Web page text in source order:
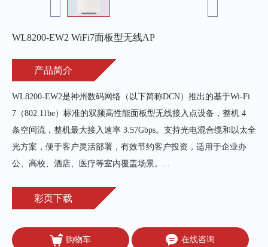
WL8200-EW2 WiFi7面板型无线AP
产品简介
WL8200-EW2是神州数码网络（以下简称DCN）推出的基于Wi-Fi
7（802.11be）标准的双频高性能面板型无线接入点设备，整机 4
条空间流，整机最大接入速率 3.57Gbps。支持光电混合缆和以太全
光方案，便于客户灵活部署，有效节约客户投资，适用于企业办
公、高校、酒店、医疗等室内覆盖场景。...
彩页下载
购物车 在线咨询